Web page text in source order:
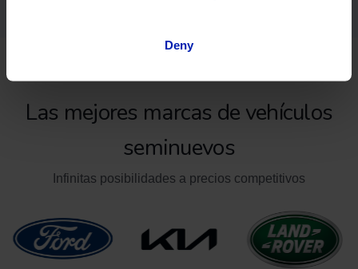
Deny
Las mejores marcas de vehículos
seminuevos
Infinitas posibilidades a precios competitivos